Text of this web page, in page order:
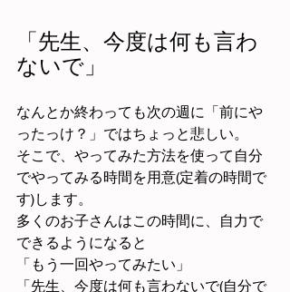
「先生、今度は何も言わ
ないで」
なんとか終わっても次の週に「前にや
ったっけ？」ではちょっと悲しい。
そこで、やってみた方法を使って自分
でやってみる時間を用意(定着の時間で
す)します。
多くのお子さんはこの時間に、自力で
できるようになると
「もう一回やってみたい」
「先生、今度は何も言わないで(自分で